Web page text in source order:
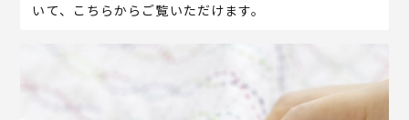
いて、こちらからご覧いただけます。